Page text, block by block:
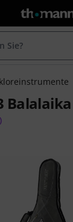
Balalaika
5 Sternen
)